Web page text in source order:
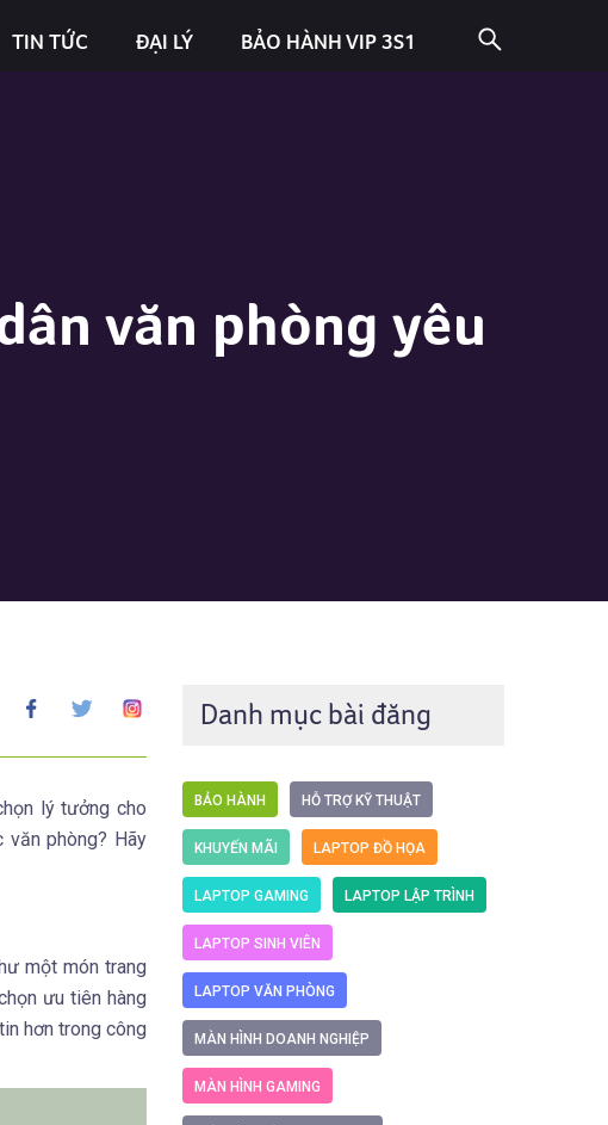
TIN TỨC ĐẠI LÝ BẢO HÀNH VIP 3S1
văn phòng yêu
lý tưởng cho
phòng? Hãy
một món trang
ưu tiên hàng
hơn trong công
Danh mục bài đăng
BẢO HÀNH HỖ TRỢ KỸ THUẬT
KHUYẾN MÃI LAPTOP ĐỒ HỌA
LAPTOP GAMING LAPTOP LẬP TRÌNH
LAPTOP SINH VIÊN
LAPTOP VĂN PHÒNG
MÀN HÌNH DOANH NGHIỆP
MÀN HÌNH GAMING